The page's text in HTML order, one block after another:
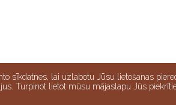
sīkdatnes, lai uzlabotu Jūsu lietošanas
Turpinot lietot mūsu mājaslapu Jūs